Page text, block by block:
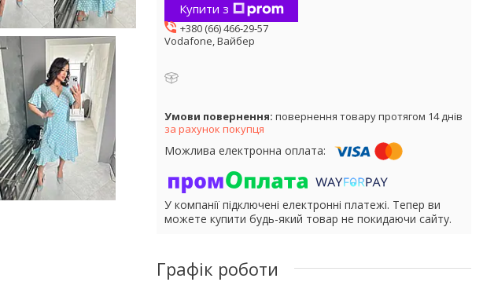
Купити з
+380 (66) 466-29-57
Vodafone, Вайбер
повернення товару протягом 14 днів
за рахунок покупця
У компанії підключені електронні платежі. Тепер ви
можете купити будь-який товар не покидаючи сайту.
Графік роботи